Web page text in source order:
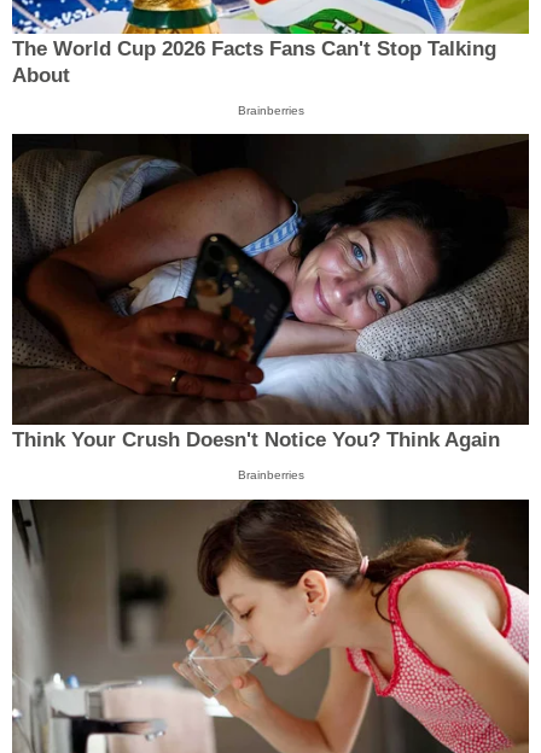
The World Cup 2026 Facts Fans Can't Stop Talking
About
Brainberries
Think Your Crush Doesn't Notice You? Think Again
Brainberries